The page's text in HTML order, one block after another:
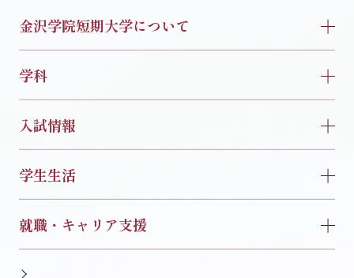
金沢学院短期大学について
学科
入試情報
学生生活
就職・キャリア支援